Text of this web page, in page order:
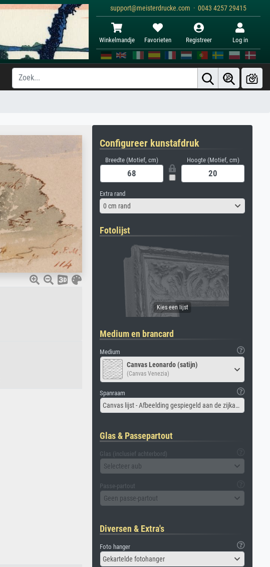
support@meisterdrucke.com · 0043 4257 29415
Winkelmandje Favorieten Registreer Log in
Configureer kunstafdruk
Breedte (Motief, cm) Hoogte (Motief, cm)
Extra rand
0 cm rand
Fotolijst
Medium en brancard
Medium
Canvas Leonardo (satijn)
(Canvas Venezia)
Spanraam
Canvas lijst - Afbeelding gespiegeld aan de zijkant
Glas & Passepartout
Glas (inclusief achterbord)
Selecteer aub
Passe-partout
Geen passe-partout
Diversen & Extra's
Foto hanger
Gekartelde fotohanger